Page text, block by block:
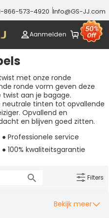
866-573-4920 Info@GS-JJ.com
Aanmelden
met onze ronde
ronde vorm geven deze
twist aan je bagage.
neutrale tinten tot opvallende
Opvallend en
en blijven goed zitten.
● Professionele service
● 100% kwaliteitsgarantie
Filters
Bekijk meer